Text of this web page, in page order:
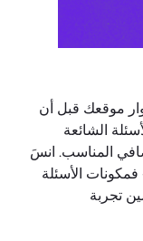
موقعك قبل أن
الشائعة
المناسب. انسَ
الأسئلة
تجربة